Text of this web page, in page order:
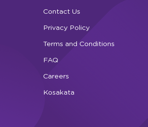
Contact Us
Privacy Policy
Terms and Conditions
FAQ
Careers
Kosakata